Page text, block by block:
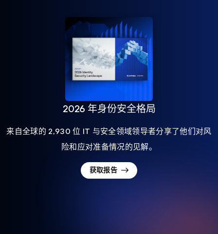
2026 年身份安全格局
来自全球的 2,930 位 IT 与安全领域领导者分享了他们对风
险和应对准备情况的见解。
获取报告